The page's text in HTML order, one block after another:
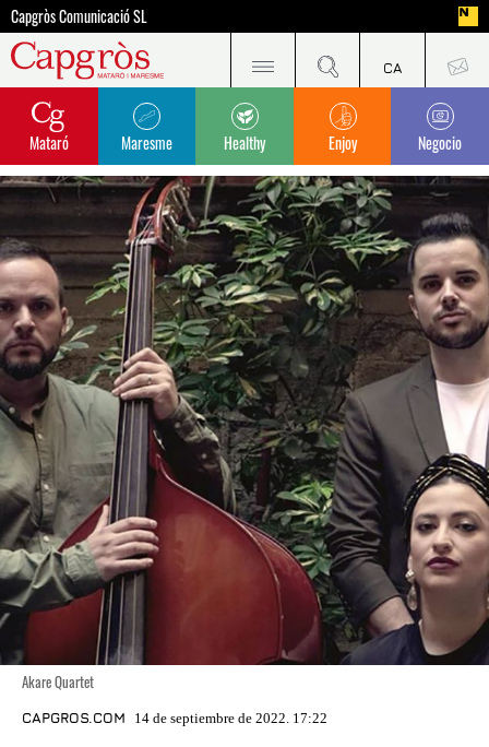
Capgròs Comunicació SL
Mataró Maresme Healthy Enjoy Negocio
Akare Quartet
CAPGROS.COM 14 de septiembre de 2022. 17:22